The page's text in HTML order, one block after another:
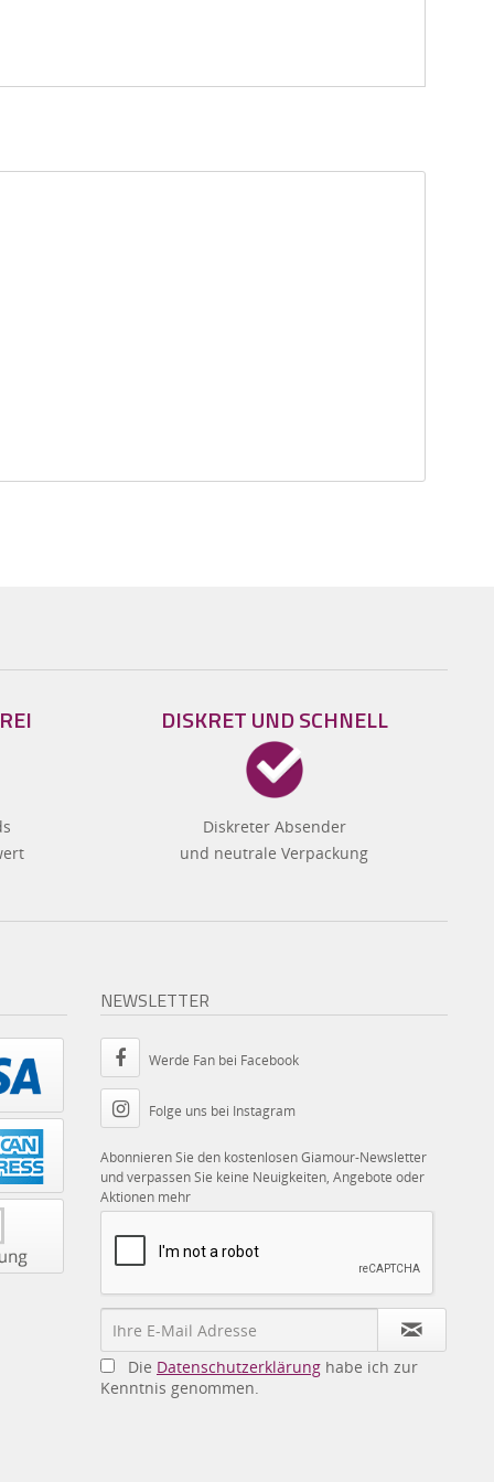
DISKRET UND SCHNELL
Diskreter Absender
und neutrale Verpackung
NEWSLETTER
Werde Fan bei Facebook
Folge uns bei Instagram
Abonnieren Sie den kostenlosen Giamour-Newsletter
und verpassen Sie keine Neuigkeiten, Angebote oder
Aktionen mehr
Die Datenschutzerklärung habe ich zur
Kenntnis genommen.